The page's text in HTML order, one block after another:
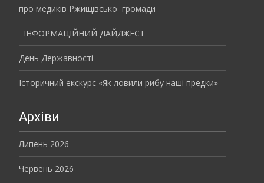
про медиків Ржищівської громади
ІНФОРМАЦІЙНИЙ ДАЙДЖЕСТ
День Державності
Історичний екскурс «Як ловили рибу наші предки»
Архіви
Липень 2026
Червень 2026